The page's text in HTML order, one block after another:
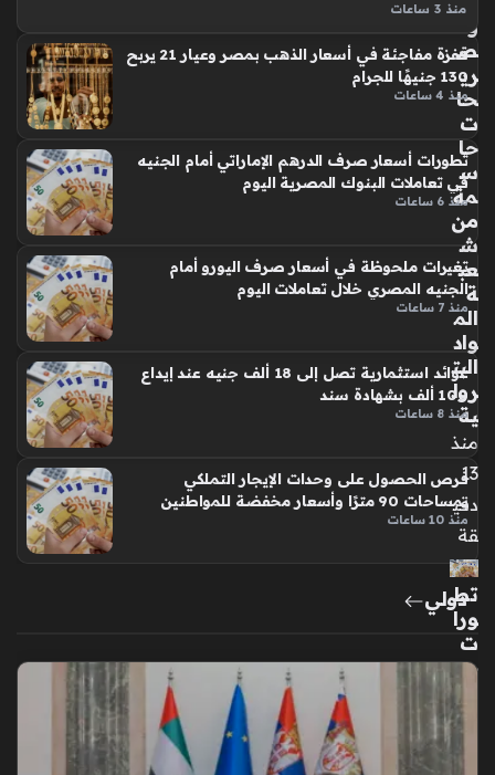
وت
ص
ري
حا
ت
حا
س
مة
من
ش
عب
ة
الم
واد
البت
رول
ية
منذ
13
دقي
قة
تط
ورا
ت
جد
يد
في
منذ 3 ساعات
الاستقرار الملحوظ بالتزامن مع عطلة البنوك الأسبوعية، حيث يراقب
المتعاملون في السوق المحلية التحركات الأخيرة التي أعقبت موجة…
قفزة مفاجئة في أسعار الذهب بمصر وعيار 21 يربح
130 جنيهًا للجرام
منذ 4 ساعات
تطورات أسعار صرف الدرهم الإماراتي أمام الجنيه
في تعاملات البنوك المصرية اليوم
منذ 6 ساعات
تغيرات ملحوظة في أسعار صرف اليورو أمام
الجنيه المصري خلال تعاملات اليوم
منذ 7 ساعات
عوائد استثمارية تصل إلى 18 ألف جنيه عند إيداع
100 ألف بشهادة سند
منذ 8 ساعات
فرص الحصول على وحدات الإيجار التملكي
بمساحات 90 مترًا وأسعار مخفضة للمواطنين
منذ 10 ساعات
دولي